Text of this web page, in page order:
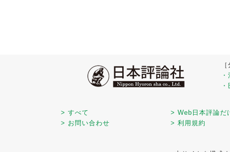
> すべて > Web日本評論だ
> お問い合わせ
> 利用規約